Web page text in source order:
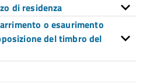
di residenza
o esaurimento
del timbro del